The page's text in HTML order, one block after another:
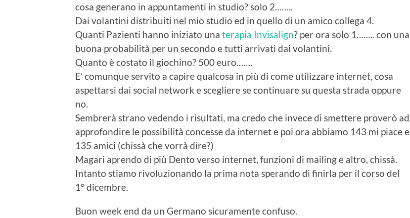
cosa generano in appuntamenti in studio? solo 2……..
Dai volantini distribuiti nel mio studio ed in quello di un amico collega 4.
Quanti Pazienti hanno iniziato una terapia Invisalign? per ora solo 1…….. con una
buona probabilità per un secondo e tutti arrivati dai volantini.
Quanto è costato il giochino? 500 euro…….
E’ comunque servito a capire qualcosa in più di come utilizzare internet, cosa
aspettarsi dai social network e scegliere se continuare su questa strada oppure
no.
Sembrerà strano vedendo i risultati, ma credo che invece di smettere proverò ad
approfondire le possibilità concesse da internet e poi ora abbiamo 143 mi piace e
135 amici (chissà che vorrà dire?)
Magari aprendo di più Dento verso internet, funzioni di mailing e altro, chissà.
Intanto stiamo rivoluzionando la prima nota sperando di finirla per il corso del
1° dicembre.
Buon week end da un Germano sicuramente confuso.